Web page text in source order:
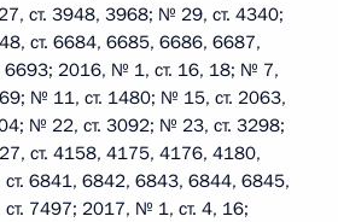
ст. 3948, 3968; № 29, ст. 4340;
ст. 6684, 6685, 6686, 6687,
2016, № 1, ст. 16, 18; № 7,
№ 11, ст. 1480; № 15, ст. 2063,
№ 22, ст. 3092; № 23, ст. 3298;
ст. 4158, 4175, 4176, 4180,
6841, 6842, 6843, 6844, 6845,
7497; 2017, № 1, ст. 4, 16;